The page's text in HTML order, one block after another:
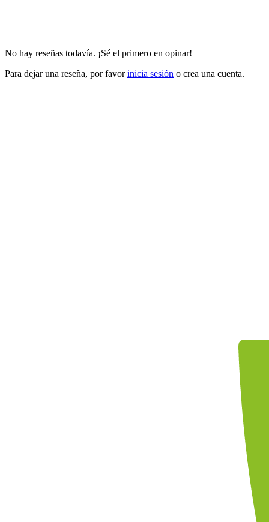
No hay reseñas todavía. ¡Sé el primero en opinar!
Para dejar una reseña, por favorinicia sesión o crea una cuenta.